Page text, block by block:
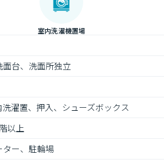
室内洗濯機置場
台、洗面所独立
濯置、押入、シューズボックス
以上
ー、駐輪場